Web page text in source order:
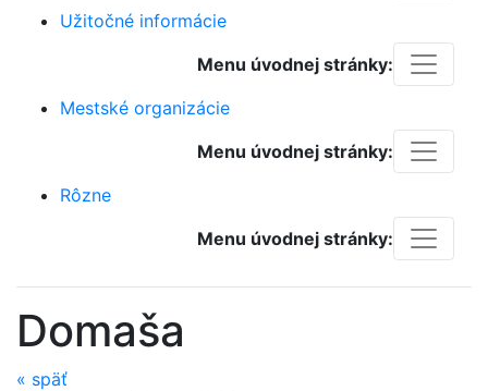
Užitočné informácie
Menu úvodnej stránky:
Mestské organizácie
Menu úvodnej stránky:
Rôzne
Menu úvodnej stránky:
Domaša
« späť